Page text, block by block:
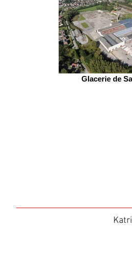
Glacerie de